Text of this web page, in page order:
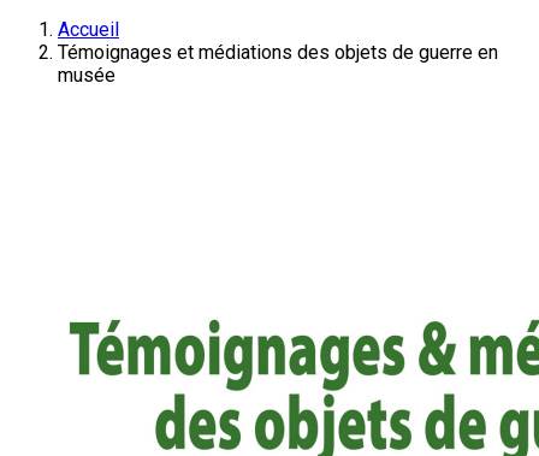
Accueil
Témoignages et médiations des objets de guerre en
musée